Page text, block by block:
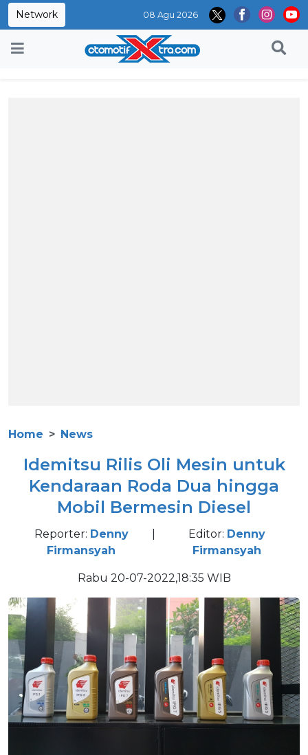
Network 08 Agu 2026
Home News
Idemitsu Rilis Oli Mesin untuk
Kendaraan Roda Dua hingga
Mobil Bermesin Diesel
Reporter: Denny
Firmansyah
Editor: Denny
Firmansyah
Rabu 20-07-2022,18:35 WIB